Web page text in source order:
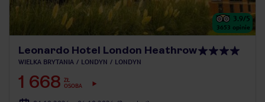
3.9/5
3653 opinie
Leonardo Hotel London Heathrow
WIELKA BRYTANIA LONDYN LONDYN
1 668 ZŁ
OSOBA